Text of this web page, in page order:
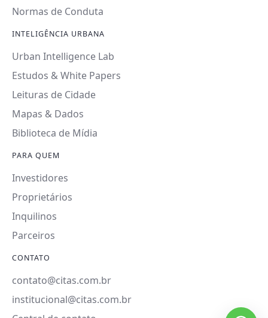
Normas de Conduta
INTELIGÊNCIA URBANA
Urban Intelligence Lab
Estudos & White Papers
Leituras de Cidade
Mapas & Dados
Biblioteca de Mídia
PARA QUEM
Investidores
Proprietários
Inquilinos
Parceiros
CONTATO
contato@citas.com.br
institucional@citas.com.br